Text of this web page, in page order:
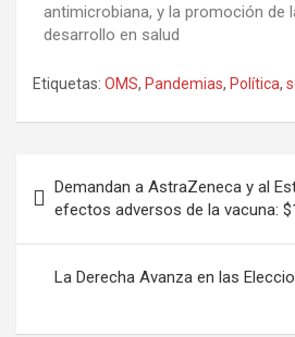
antimicrobiana, y la promoción de
desarrollo en salud
Etiquetas: OMS, Pandemias, Política,
Demandan a AstraZeneca y al
efectos adversos de la vacuna:
La Derecha Avanza en las